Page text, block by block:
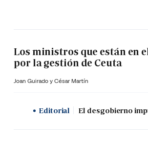
Los ministros que están en
por la gestión de Ceuta
Joan Guirado y César Martín
Editorial El desgobierno